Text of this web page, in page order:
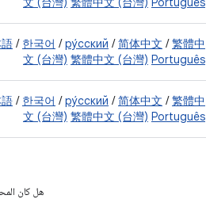
/ 한국어 /ру́сский /简体中文 /繁體中
文 (台灣) 繁體中文 (台灣) Português
/ 한국어 /ру́сский /简体中文 /繁體中
文 (台灣) 繁體中文 (台灣) Português
هل كان